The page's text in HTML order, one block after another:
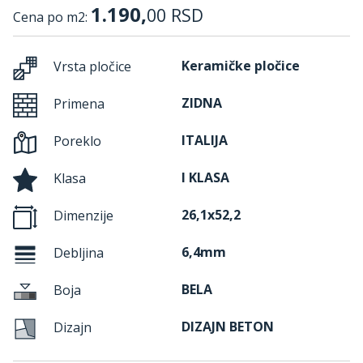
Cena po m2: 1.190,00 RSD
Vrsta pločice Keramičke pločice
Primena ZIDNA
Poreklo ITALIJA
Klasa I KLASA
Dimenzije 26,1x52,2
Debljina 6,4mm
Boja BELA
Dizajn DIZAJN BETON